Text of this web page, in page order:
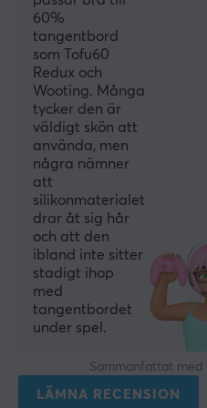
Svart
GARANTI
Producentens garanti
2 års garanti
MÅTT & VIKT
Bredd
295 mm
Djup
100 mm
Höjd
Vikt
290 g
60%
tangentbord
som Tofu60
Redux och
Wooting. Många
tycker den är
väldigt skön att
använda, men
några nämner
att
silikonmaterialet
drar åt sig hår
och att den
ibland inte sitter
stadigt ihop
med
tangentbordet
under spel.
Sammanfattat med
LÄMNA RECENSION